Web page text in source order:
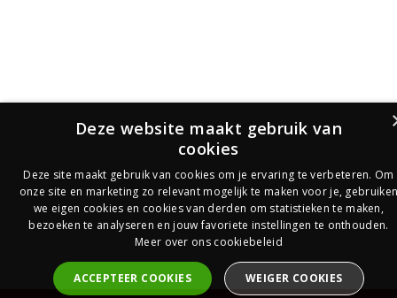
Deze website maakt gebruik van
cookies
Deze site maakt gebruik van cookies om je ervaring te verbeteren. Om
onze site en marketing zo relevant mogelijk te maken voor je,
we eigen cookies en cookies van derden om statistieken te maken,
bezoeken te analyseren en jouw favoriete instellingen te onthouden.
Meer over ons cookiebeleid
ACCEPTEER COOKIES WEIGER COOKIES